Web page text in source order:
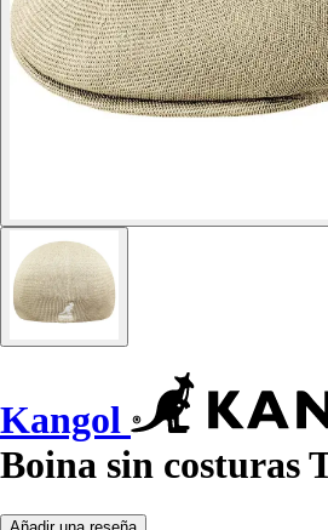
Kangol
Boina sin costuras